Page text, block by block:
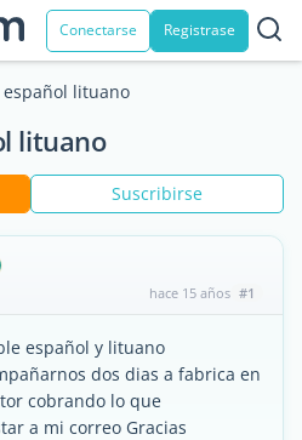
Conectarse Registrase
lituano
lituano
Suscribirse
hace 15 años #1
español y lituano
dos dias a fabrica en
cobrando lo que
a mi correo Gracias